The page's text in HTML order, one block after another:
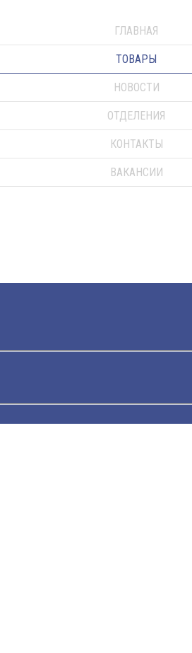
ГЛАВНАЯ
ТОВАРЫ
НОВОСТИ
ОТДЕЛЕНИЯ
КОНТАКТЫ
ВАКАНСИИ